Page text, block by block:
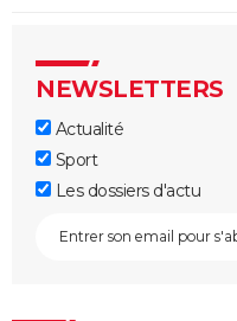
NEWSLETTERS
Actualité
Sport
Les dossiers d'actu